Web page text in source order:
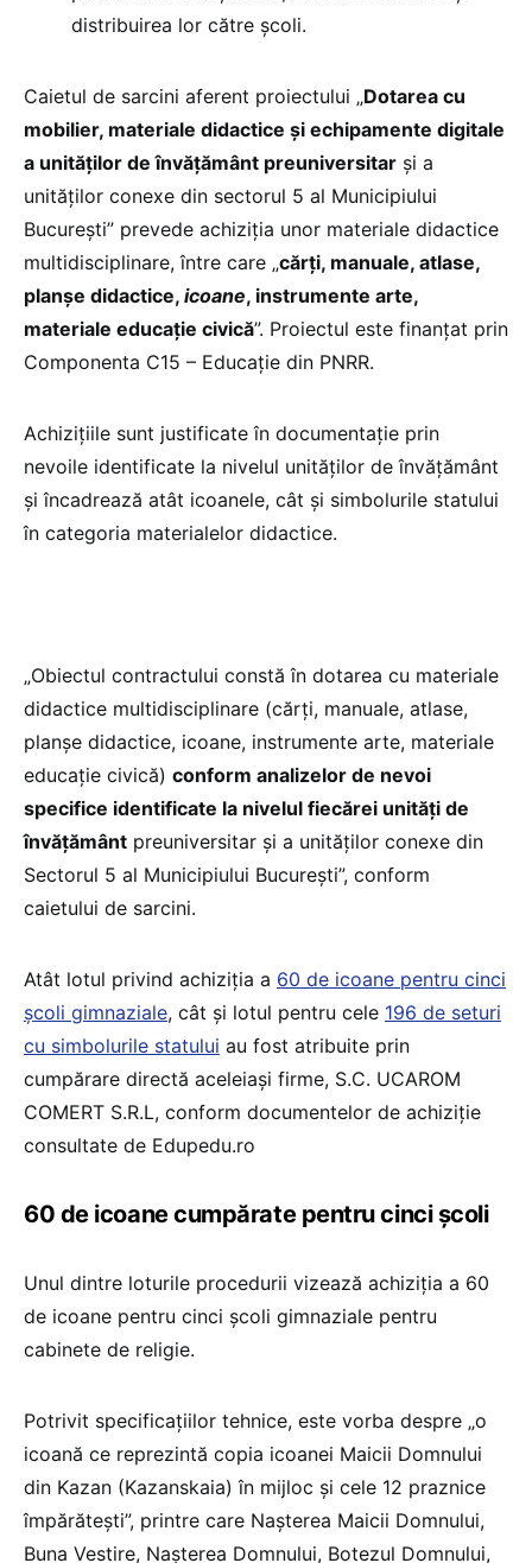
distribuirea lor către școli.
Caietul de sarcini aferent proiectului „Dotarea cu
mobilier, materiale didactice și echipamente digitale
a unităților de învățământ preuniversitar și a
unităților conexe din sectorul 5 al Municipiului
București” prevede achiziția unor materiale didactice
multidisciplinare, între care „cărți, manuale, atlase,
planșe didactice, icoane, instrumente arte,
materiale educație civică”. Proiectul este finanțat prin
Componenta C15 – Educație din PNRR.
Achizițiile sunt justificate în documentație prin
nevoile identificate la nivelul unităților de învățământ
și încadrează atât icoanele, cât și simbolurile statului
în categoria materialelor didactice.
„Obiectul contractului constă în dotarea cu materiale
didactice multidisciplinare (cărți, manuale, atlase,
planșe didactice, icoane, instrumente arte, materiale
educație civică) conform analizelor de nevoi
specifice identificate la nivelul fiecărei unități de
învățământ preuniversitar și a unităților conexe din
Sectorul 5 al Municipiului București”, conform
caietului de sarcini.
Atât lotul privind achiziția a 60 de icoane pentru cinci
școli gimnaziale, cât și lotul pentru cele 196 de seturi
cu simbolurile statului au fost atribuite prin
cumpărare directă aceleiași firme, S.C. UCAROM
COMERT S.R.L, conform documentelor de achiziție
consultate de Edupedu.ro
60 de icoane cumpărate pentru cinci școli
Unul dintre loturile procedurii vizează achiziția a 60
de icoane pentru cinci școli gimnaziale pentru
cabinete de religie.
Potrivit specificațiilor tehnice, este vorba despre „o
icoană ce reprezintă copia icoanei Maicii Domnului
din Kazan (Kazanskaia) în mijloc și cele 12 praznice
împărătești”, printre care Nașterea Maicii Domnului,
Buna Vestire, Nașterea Domnului, Botezul Domnului,